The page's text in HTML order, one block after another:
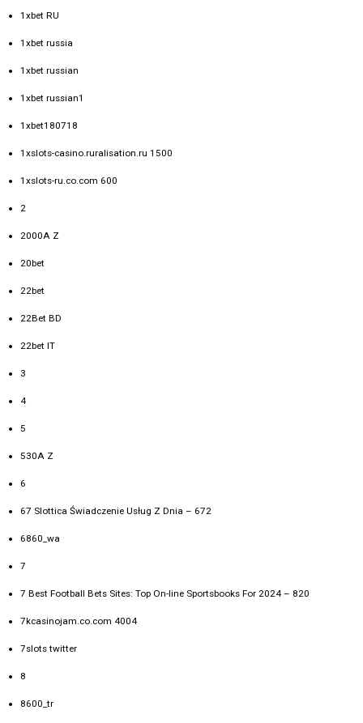
1xbet RU
1xbet russia
1xbet russian
1xbet russian1
1xbet180718
1xslots-casino.ruralisation.ru 1500
1xslots-ru.co.com 600
2
2000A Z
20bet
22bet
22Bet BD
22bet IT
3
4
5
530A Z
6
67 Slottica Świadczenie Usług Z Dnia – 672
6860_wa
7
7 Best Football Bets Sites: Top On-line Sportsbooks For 2024 – 820
7kcasinojam.co.com 4004
7slots twitter
8
8600_tr